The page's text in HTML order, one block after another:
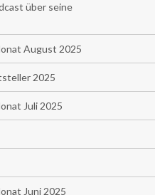
über seine
August 2025
2025
Juli 2025
Juni 2025